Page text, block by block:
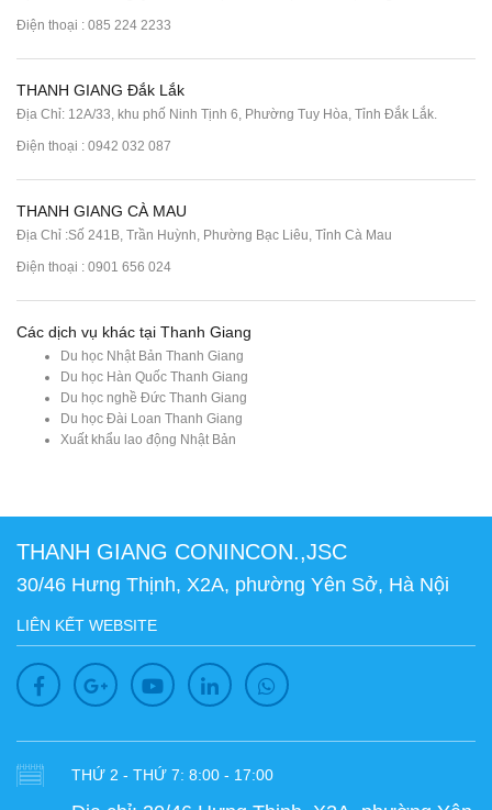
Điện thoại : 085 224 2233
THANH GIANG Đắk Lắk
Địa Chỉ: 12A/33, khu phố Ninh Tịnh 6, Phường Tuy Hòa, Tỉnh Đắk Lắk.
Điện thoại : 0942 032 087
THANH GIANG CÀ MAU
Địa Chỉ :Số 241B, Trần Huỳnh, Phường Bạc Liêu, Tỉnh Cà Mau
Điện thoại : 0901 656 024
Các dịch vụ khác tại Thanh Giang
Du học Nhật Bản Thanh Giang
Du học Hàn Quốc Thanh Giang
Du học nghề Đức Thanh Giang
Du học Đài Loan Thanh Giang
Xuất khẩu lao động Nhật Bản
THANH GIANG CONINCON.,JSC
30/46 Hưng Thịnh, X2A, phường Yên Sở, Hà Nội
LIÊN KẾT WEBSITE
THỨ 2 - THỨ 7: 8:00 - 17:00